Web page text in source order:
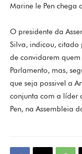
Marine le Pen chega
O presidente da
Silva, indicou, citado
de convidarem
Parlamento, mas,
que seja possivel a
conjunta com a líder
Pen, na Assembleia